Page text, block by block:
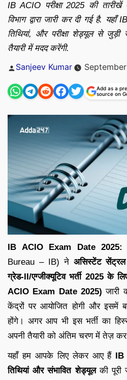
IB ACIO परीक्षा 2025 की
विभाग द्वारा जारी कर दी गई है. यहाँ
तिथियां, और परीक्षा शेड्यूल से
तैयारी में मदद करेंगी.
Posted
Sanjeev Kumar
Add as a
source on
IB ACIO Exam Date
Bureau – IB) ने असिस्टेंट
ग्रेड-II/एग्जीक्यूटिव भर्ती 2025 के
ACIO Exam Date 2025) जारी
केंद्रों पर आयोजित होगी और इसमें
होंगे। अगर आप भी इस भर्ती का
अपनी तैयारी को अंतिम चरण में तेज़
यहाँ हम आपके लिए लेकर आए हैं IB
तिथियां और संभावित शेड्यूलकी पूरी